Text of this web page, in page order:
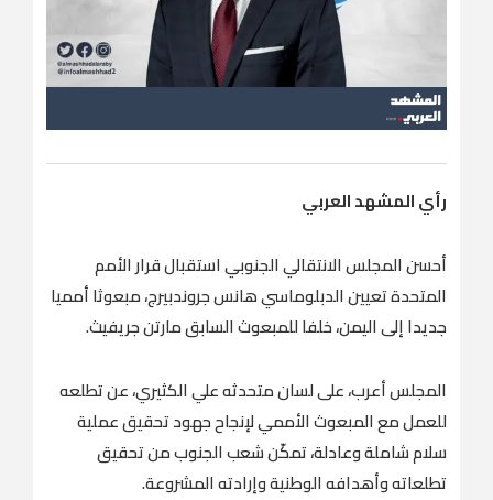
رأي المشهد العربي
أحسن المجلس الانتقالي الجنوبي استقبال قرار الأمم
المتحدة تعيين الدبلوماسي هانس جروندبيرج، مبعوثا أمميا
جديدا إلى اليمن، خلفا للمبعوث السابق مارتن جريفيث.
المجلس أعرب، على لسان متحدثه علي الكثيري، عن تطلعه
للعمل مع المبعوث الأممي لإنجاح جهود تحقيق عملية
سلام شاملة وعادلة، تمكّن شعب الجنوب من تحقيق
تطلعاته وأهدافه الوطنية وإرادته المشروعة.